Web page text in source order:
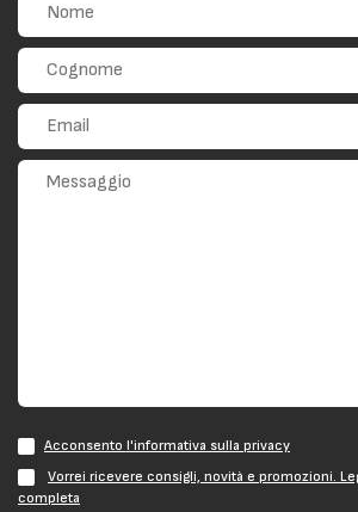
Acconsento l'informativa sulla privacy
Vorrei ricevere consigli, novità e promozioni.
completa